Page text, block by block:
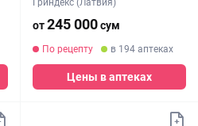
Гриндекс (Латвия)
от245 000сум
По рецепту в 194 аптеках
Цены в аптеках